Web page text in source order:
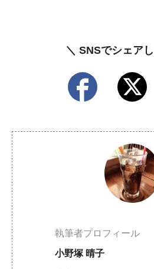
＼ SNSでシェア
執筆者プロフィール
小野塚 晴子